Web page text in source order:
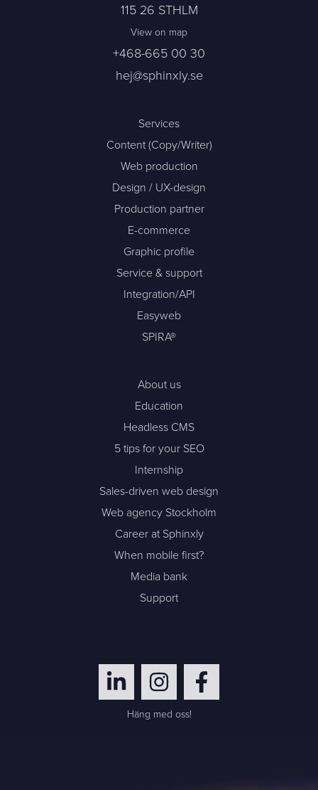
115 26 STHLM
View on map
+468-665 00 30
hej@sphinxly.se
Services
Content (Copy/Writer)
Web production
Design / UX-design
Production partner
E-commerce
Graphic profile
Service & support
Integration/API
Easyweb
SPIRA®
About us
Education
Headless CMS
5 tips for your SEO
Internship
Sales-driven web design
Web agency Stockholm
Career at Sphinxly
When mobile first?
Media bank
Support
Häng med oss!